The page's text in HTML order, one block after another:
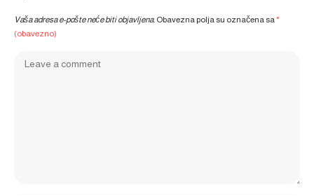
Vaša adresa e-pošte neće biti objavljena. Obavezna polja su označena sa*
(obavezno)